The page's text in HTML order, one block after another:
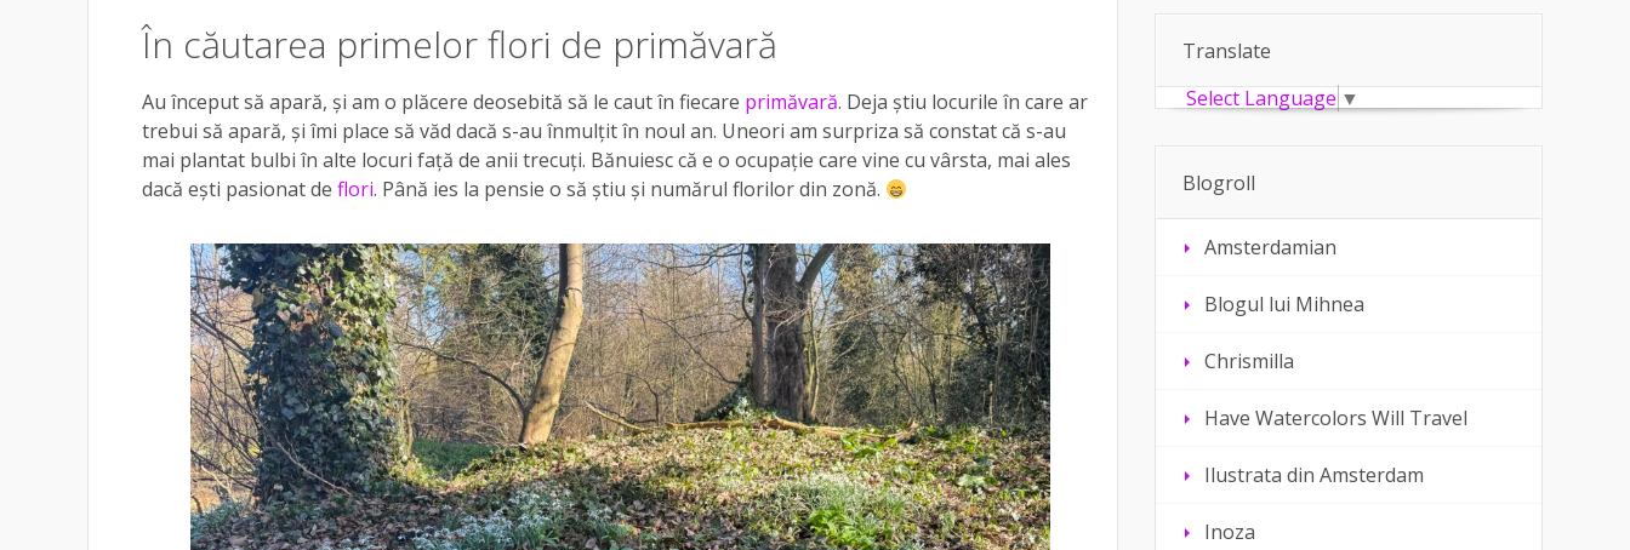
În căutarea primelor flori de primăvară
Au început să apară, și am o plăcere deosebită să le caut în fiecare primăvară. Deja știu locurile în care ar
trebui să apară, și îmi place să văd dacă s-au înmulțit în noul an. Uneori am surpriza să constat că s-au
mai plantat bulbi în alte locuri față de anii trecuți. Bănuiesc că e o ocupație care vine cu vârsta, mai ales
dacă ești pasionat de flori. Până ies la pensie o să știu și numărul florilor din zonă.
Translate
Select Language ▼
Blogroll
Amsterdamian
Blogul lui Mihnea
Chrismilla
Have Watercolors Will Travel
Ilustrata din Amsterdam
Inoza